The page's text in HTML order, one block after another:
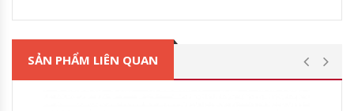
SẢN PHẨM LIÊN QUAN